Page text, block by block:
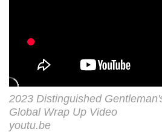
2023 Distinguished
Global Wrap Up Video
youtu.be